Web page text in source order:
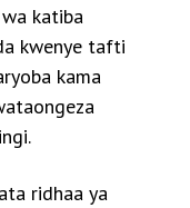
katiba
kwenye tafti
kama
ridhaa ya